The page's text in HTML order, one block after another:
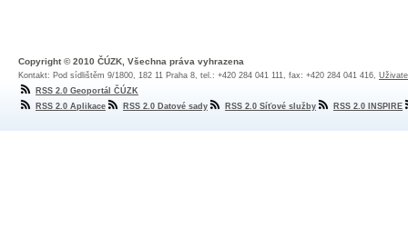
Copyright © 2010 ČÚZK, Všechna práva vyhrazena
Kontakt: Pod sídlištěm 9/1800, 182 11 Praha 8, tel.: +420 284 041 111, fax: +420 284 041 416,
RSS 2.0 Geoportál ČÚZK
RSS 2.0 Aplikace
RSS 2.0 Datové sady RSS 2.0 Síťové služby RSS 2.0 INSPIRE